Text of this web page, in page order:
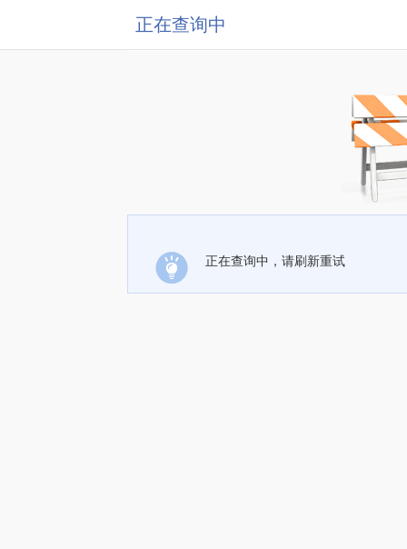
正在查询中
正在查询中，请刷新重试